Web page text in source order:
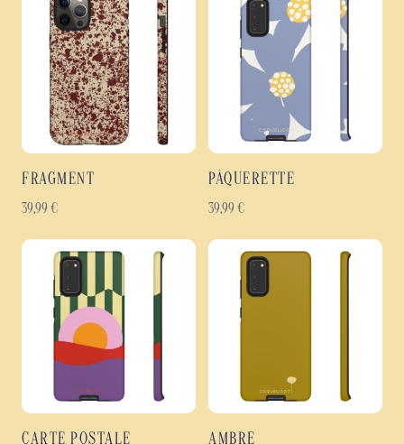
FRAGMENT
39,99 €
PÂQUERETTE
39,99 €
CARTE POSTALE AMBRE